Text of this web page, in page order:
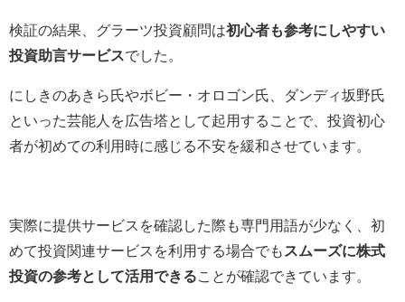
検証の結果、グラーツ投資顧問は初心者も参考にしやすい
投資助言サービスでした。
にしきのあきら氏やボビー・オロゴン氏、ダンディ坂野氏
といった芸能人を広告塔として起用することで、投資初心
者が初めての利用時に感じる不安を緩和させています。
実際に提供サービスを確認した際も専門用語が少なく、初
めて投資関連サービスを利用する場合でも スムーズに株式
投資の参考として活用できる ことが確認できています。